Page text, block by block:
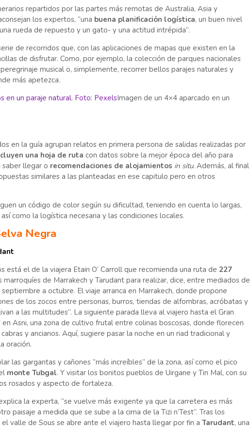
repartidos por las partes más remotas de Australia, Asia y
los expertos, “una buena planificación logística, un buen nivel
rueda de repuesto y un gato- y una actitud intrépida”.
de recorridos que, con las aplicaciones de mapas que existen en la
de disfrutar. Como, por ejemplo, la colección de parques nacionales
musical o, simplemente, recorrer bellos parajes naturales y
más apetezca.
Imagen de un 4×4 aparcado en un
en la guía agrupan relatos en primera persona de salidas realizadas por
una hoja de ruta con datos sobre la mejor época del año para
saber llegar o recomendaciones de alojamientos in situ. Además, al final
similares a las planteadas en ese capitulo pero en otros
un código de color según su dificultad, teniendo en cuenta lo largas,
como la logística necesaria y las condiciones locales.
Negra
está el de la viajera Etain O’ Carroll que recomienda una ruta de 227
marroquíes de Marrakech y Tarudant para realizar, dice, entre mediados de
a octubre. El viaje arranca en Marrakech, donde propone
de los zocos entre personas, burros, tiendas de alfombras, acróbatas y
a las multitudes”. La siguiente parada lleva al viajero hasta el Gran
en Asni, una zona de cultivo frutal entre colinas boscosas, donde florecen
y ancianos. Aquí, sugiere pasar la noche en un riad tradicional y
oración.
las gargantas y cañones “más increíbles” de la zona, así como el pico
monte Tubgal. Y visitar los bonitos pueblos de Uirgane y Tin Mal, con su
rosados y aspecto de fortaleza.
la experta, “se vuelve más exigente ya que la carretera es más
paisaje a medida que se sube a la cima de la Tizi n’Test”. Tras los
valle de Sous se abre ante el viajero hasta llegar por fin a Tarudant, una